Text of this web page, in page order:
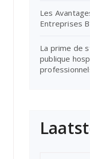
Les
Entreprises
La prime de
publique